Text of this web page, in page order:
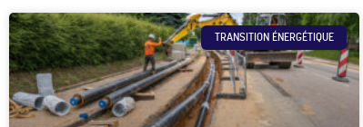
TRANSITION ÉNERGÉTIQUE